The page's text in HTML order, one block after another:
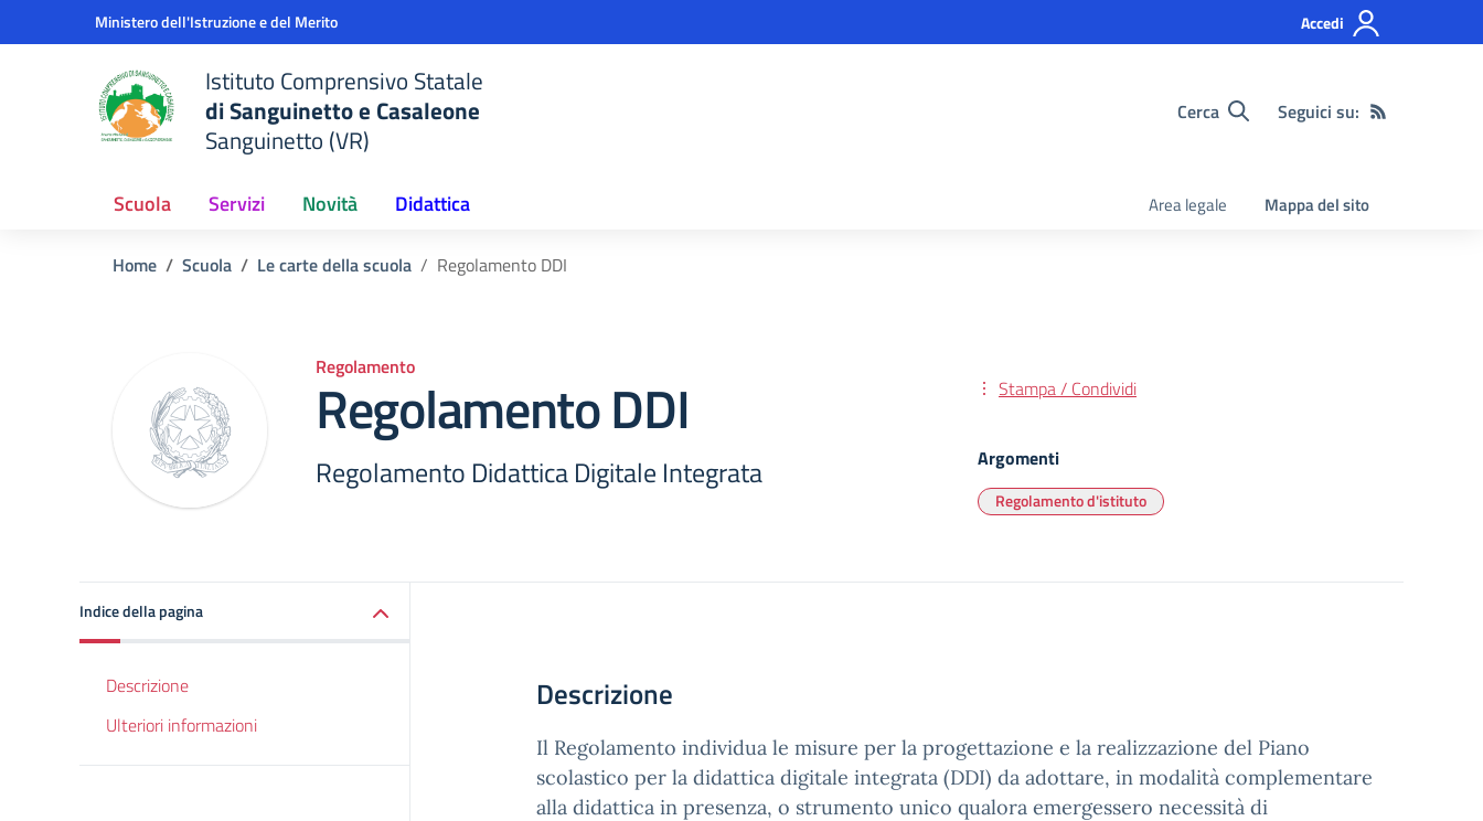
Vai ai contenuti
Vai al menu di navigazioneMinistero dell'Istruzione e del Merito Accedi
Istituto Comprensivo Statale
di Sanguinetto e Casaleone
Sanguinetto (VR)
Cerca Seguici su:
Scuola Servizi Novità Didattica Area legale Mappa del sito
Home Scuola Le carte della scuola Regolamento DDI
Regolamento
Regolamento DDI
Regolamento Didattica Digitale Integrata
Stampa / Condividi
Argomenti
Regolamento d'istituto
Indice della pagina
Descrizione
Ulteriori informazioni
Descrizione
Il Regolamento individua le misure per la progettazione e la realizzazione del Piano
scolastico per la didattica digitale integrata (DDI) da adottare, in modalità complementare
alla didattica in presenza, o strumento unico qualora emergessero necessità di